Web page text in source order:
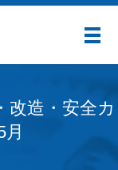
メ
改造・安全カ